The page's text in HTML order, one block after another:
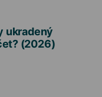
ukradený
(2026)